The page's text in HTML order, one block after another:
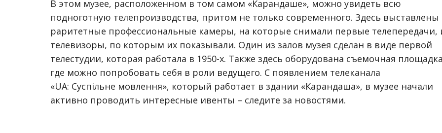
В этом музее, расположенном в том самом «Карандаше», можно увидеть всю
подноготную телепроизводства, притом не только современного. Здесь выставлены
раритетные профессиональные камеры, на которые снимали первые телепередачи,
телевизоры, по которым их показывали. Один из залов музея сделан в виде первой
телестудии, которая работала в 1950-х. Также здесь оборудована съемочная
где можно попробовать себя в роли ведущего. С появлением телеканала
«UA: Суспільне мовлення», который работает в здании «Карандаша», в музее начали
активно проводить интересные ивенты – следите за новостями.